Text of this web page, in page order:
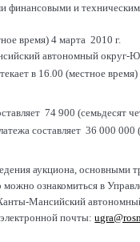
финансовыми и
время) 4 марта 2010 г.
автономный округ-
в 16.00 (местное время)
74 900 (семьдесят
составляет 36 000 000
аукциона, основными
можно ознакомиться в
Мансийский
почты: